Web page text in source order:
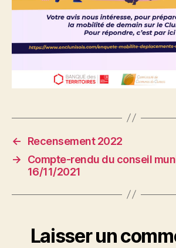
←
Recensement 2022
→
Compte-rendu du conseil
16/11/2021
Laisser un